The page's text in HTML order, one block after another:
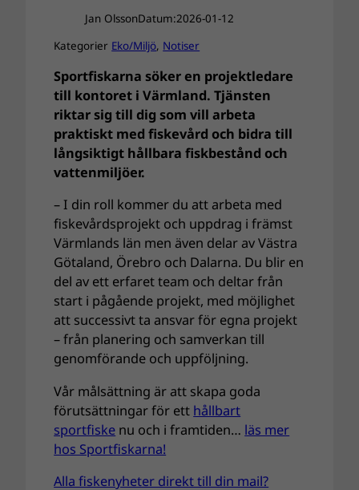
Jan OlssonDatum:2026-01-12
Kategorier Eko/Miljö, Notiser
Sportfiskarna söker en projektledare
till kontoret i Värmland. Tjänsten
riktar sig till dig som vill arbeta
praktiskt med fiskevård och bidra till
långsiktigt hållbara fiskbestånd och
vattenmiljöer.
– I din roll kommer du att arbeta med
fiskevårdsprojekt och uppdrag i främst
Värmlands län men även delar av Västra
Götaland, Örebro och Dalarna. Du blir en
del av ett erfaret team och deltar från
start i pågående projekt, med möjlighet
att successivt ta ansvar för egna projekt
– från planering och samverkan till
genomförande och uppföljning.
Vår målsättning är att skapa goda
förutsättningar för ett hållbart
sportfiske nu och i framtiden… läs mer
hos Sportfiskarna!
Alla fiskenyheter direkt till din mail?